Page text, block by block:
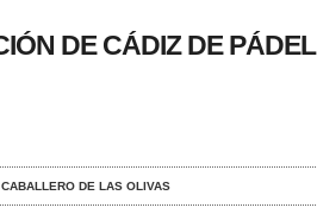
DE CÁDIZ DE PÁDEL
DE LAS OLIVAS